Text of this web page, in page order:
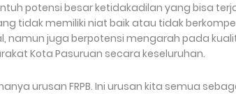
potensi besar ketidakadilan yang bisa
tidak memiliki niat baik atau tidak
juga berpotensi mengarah pada
Kota Pasuruan secara keseluruhan.
urusan FRPB. Ini urusan kita semua